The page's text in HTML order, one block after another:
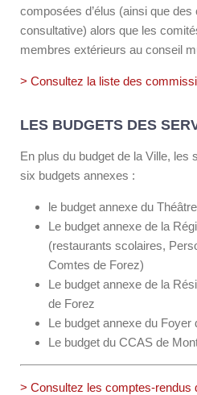
composées d’élus (ainsi que
consultative) alors que les
membres extérieurs au conseil
> Consultez la liste des
LES BUDGETS DES
En plus du budget de la Ville, les
six budgets annexes :
le budget annexe du
Le budget annexe de la
(restaurants scolaires,
Comtes de Forez)
Le budget annexe de la
de Forez
Le budget annexe du Foyer
Le budget du CCAS de
> Consultez les comptes-rendus